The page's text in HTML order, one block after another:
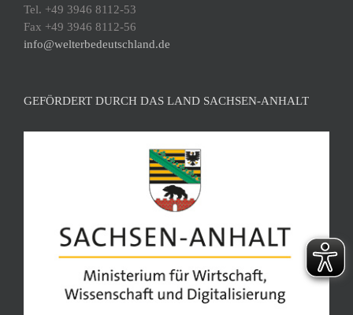
Tel. +49 3946 8112-53
Fax +49 3946 8112-56
info@welterbedeutschland.de
GEFÖRDERT DURCH DAS LAND SACHSEN-ANHALT